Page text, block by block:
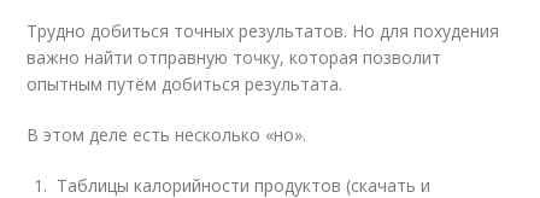
Трудно добиться точных результатов. Но для похудения
важно найти отправную точку, которая позволит
опытным путём добиться результата.
В этом деле есть несколько «но».
Таблицы калорийности продуктов (скачать и